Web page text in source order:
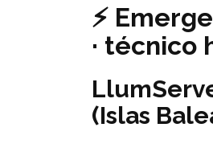
⚡
· técnico
(Islas